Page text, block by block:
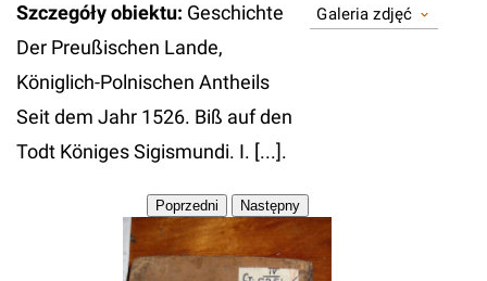
Szczegóły obiektu: Geschichte
Der Preußischen Lande,
Königlich-Polnischen Antheils
Seit dem Jahr 1526. Biß auf den
Todt Königes Sigismundi. I. [...].
Galeria zdjęć